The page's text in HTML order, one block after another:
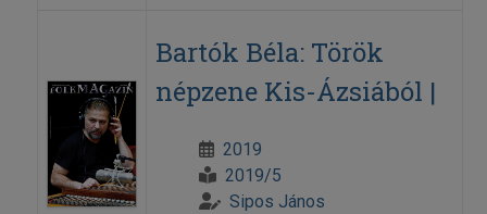
Bartók Béla: Török
népzene Kis-Ázsiából |
2019
2019/5
Sipos János